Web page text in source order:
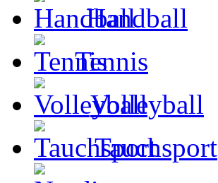
Handball
Tennis
Volleyball
Tauchsport